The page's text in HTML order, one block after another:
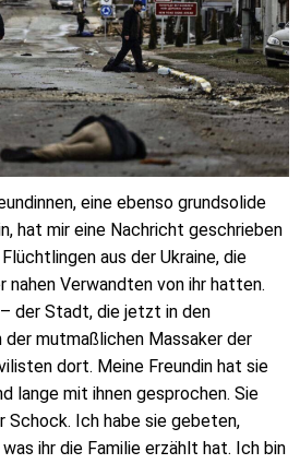
eine ebenso grundsolide
hat mir eine Nachricht geschrieben
aus der Ukraine, die
Verwandten von ihr hatten.
der Stadt, die jetzt in den
mutmaßlichen Massaker der
dort. Meine Freundin hat sie
lange mit ihnen gesprochen. Sie
Ich habe sie gebeten,
ihr die Familie erzählt hat. Ich bin